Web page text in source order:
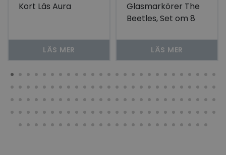
Kort Läs Aura
LÄS MER
Glasmarkörer The
Beetles, Set om 8
LÄS MER